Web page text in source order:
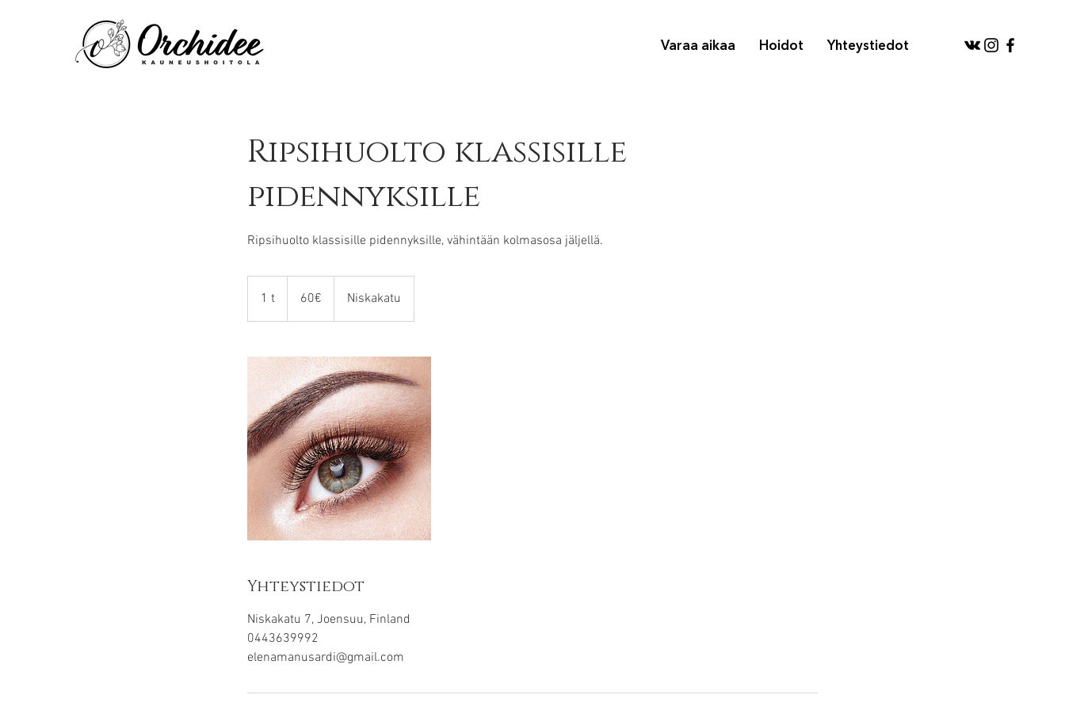
Varaa aikaa Hoidot Yhteystiedot
Ripsihuolto klassisille
pidennyksille
Ripsihuolto klassisille pidennyksille, vähintään kolmasosa jäljellä.
1 t 60€ Niskakatu
Yhteystiedot
Niskakatu 7, Joensuu, Finland
0443639992
elenamanusardi@gmail.com